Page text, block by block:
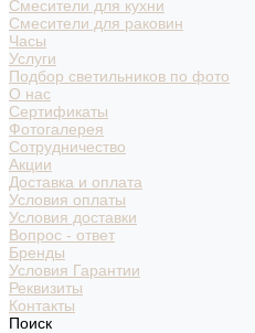
Смесители для кухни
Смесители для раковин
Часы
Услуги
Подбор светильников по фото
О нас
Сертификаты
Фотогалерея
Сотрудничество
Акции
Доставка и оплата
Условия оплаты
Условия доставки
Вопрос - ответ
Бренды
Условия Гарантии
Реквизиты
Контакты
Поиск